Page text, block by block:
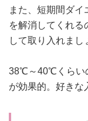
また、短期間ダ
を解消してくれる
して取り入れまし
38℃～40℃くらい
が効果的。好きな